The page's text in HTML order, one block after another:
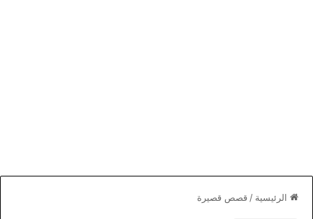
الرئيسية / قصص قصيرة